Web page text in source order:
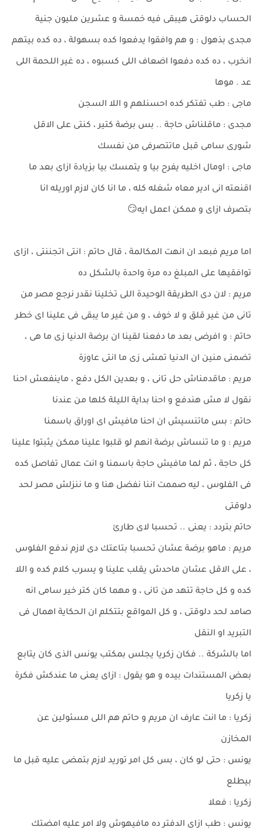
الحساب دلوقتى هيبقى فيه خمسة و عشرين مليون جنية
مجدى بذهول : و هم وافقوا يدفعوا كده بسهولة ، ده كده بيتهم
انخرب ، ده كده دفعوا اضعاف اللى كسبوه ، ده غير اللحمة اللى
عد . موها
ماجى : طب تفتكر كده احسنلهم و اللا السجن
مجدى : ماقلناش حاجة .. بس برضة كتير ، كنتى على الاقل
شورى سامى قبل ماتتصرفى من نفسك
ماجى : اومال اخليه يفرح بيا و يتمسك بيا بزيادة ازاى بعد ما
اقنعته انى ادير معاه شغله كله ، ما انا كان لازم اوريله انا
بتصرف ازاى و ممكن اعمل ايه😏
اما مريم فبعد ان انهت المكالمة ، قال حاتم : انتى اتجننتى ، ازاى
توافقيها على المبلغ ده مرة واحدة بالشكل ده
مريم : لان دى الطريقة الوحيدة اللى تخلينا نقدر نرجع مصر من
تانى من غير قلق و لا خوف ، و من غير ما يبقى فى علينا اى خطر
حاتم : و افرضى بعد ما دفعنا لقينا ان برضة الدنيا زى ما هى ،
تضمنى منين ان الدنيا تمشى زى ما انتى عاوزة
مريم : ماقدمناش حل تانى ، و بعدين الكل دفع ، ماينفعش احنا
نقول لا مش هندفع و احنا بداية الليلة كلها من عندنا
حاتم : بس ماتنسيش ان احنا مافيش اى اوراق باسمنا
مريم : و ما تنساش برضة انهم لو قلبوا علينا ممكن يثبتوا علينا
كل حاجة ، ثم لما مافيش حاجة باسمنا و انت عمال تفاصل كده
فى الفلوس ، ليه صممت اننا نفضل هنا و ما ننزلش مصر لحد
دلوقتى
حاتم بتردد : يعنى .. تحسبا لاى طارئ
مريم : ماهو برضة عشان تحسبا بتاعتك دى لازم ندفع الفلوس
، على الاقل عشان ماحدش يقلب علينا و يسرب كلام كده و اللا
كده و كل حاجة تتهد من تانى ، و مهما كان كتر خير سامى انه
صامد لحد دلوقتى ، و كل المواقع بتتكلم ان الحكاية اهمال فى
التبريد او النقل
اما بالشركة .. فكان زكريا يجلس بمكتب يونس الذى كان يتابع
بعض المستندات بيده و هو يقول : ازاى يعنى ما عندكش فكرة
يا زكريا
زكريا : ما انت عارف ان مريم و حاتم هم اللى مسئولين عن
المخازن
يونس : حتى لو كان ، بس كل امر توريد لازم بتمضى عليه قبل ما
بيطلع
زكريا : فعلا
يونس : طب ازاى الدفتر ده مافيهوش ولا امر عليه امضتك